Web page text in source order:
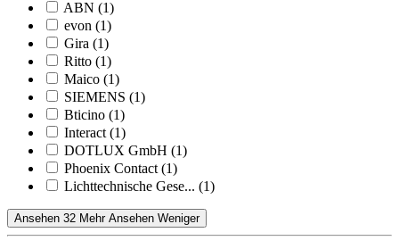
ABN (1)
evon (1)
Gira (1)
Ritto (1)
Maico (1)
SIEMENS (1)
Bticino (1)
Interact (1)
DOTLUX GmbH (1)
Phoenix Contact (1)
Lichttechnische Gese... (1)
Ansehen 32 Mehr Ansehen Weniger